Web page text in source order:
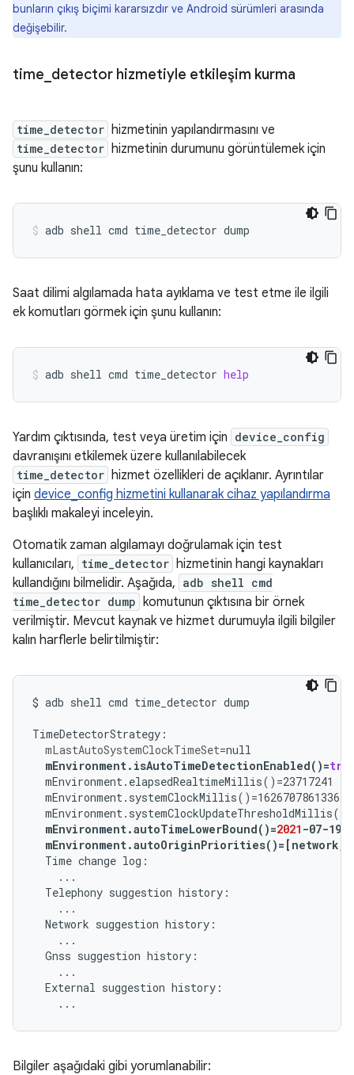
bunların çıkış biçimi kararsızdır ve Android sürümleri arasında
değişebilir.
time detector hizmetiyle etkileşim kurma
time_detector hizmetinin yapılandırmasını ve
time_detector hizmetinin durumunu görüntülemek için
şunu kullanın:
adb shell cmd time_detector dump
Saat dilimi algılamada hata ayıklama ve test etme ile ilgili
ek komutları görmek için şunu kullanın:
adb shell cmd time_detector help
Yardım çıktısında, test veya üretim için device_config
davranışını etkilemek üzere kullanılabilecek
time_detector hizmet özellikleri de açıklanır. Ayrıntılar
için device_config hizmetini kullanarak cihaz yapılandırma
başlıklı makaleyi inceleyin.
Otomatik zaman algılamayı doğrulamak için test
kullanıcıları, time_detector hizmetinin hangi kaynakları
kullandığını bilmelidir. Aşağıda, adb shell cmd
time_detector dump
komutunun çıktısına bir örnek
verilmiştir. Mevcut kaynak ve hizmet durumuyla ilgili bilgiler
kalın harflerle belirtilmiştir:
$ adb shell cmd time_detector dump
mLastAutoSystemClockTimeSet=
mEnvironment.isAutoTimeDetectionEnabled()=
mEnvironment.elapsedRealtimeMillis()=23717241
mEnvironment.systemClockMillis()=1626707861336
mEnvironment.systemClockUpdateThresholdMillis()=
mEnvironment.autoTimeLowerBound()=2021 -07-
mEnvironment.autoOriginPriorities()=[
Time change
Telephony suggestion
Network suggestion
Gnss suggestion
External suggestion
Bilgiler aşağıdaki gibi yorumlanabilir: